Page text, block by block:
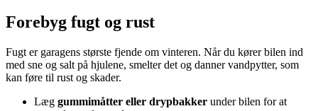
Forebyg fugt og rust
Fugt er garagens største fjende om vinteren. Når du kører bilen ind
med sne og salt på hjulene, smelter det og danner vandpytter, som
kan føre til rust og skader.
Læg gummimåtter eller drypbakker under bilen for at